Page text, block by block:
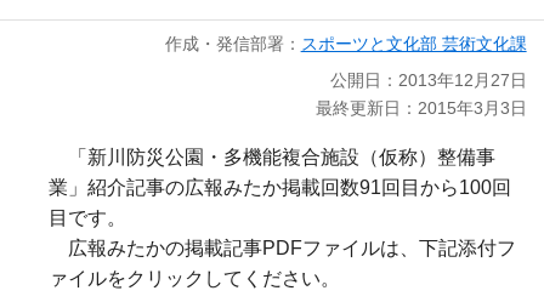
作成・発信部署： スポーツと文化部 芸術文化課
公開日：2013年12月27日
最終更新日：2015年3月3日
「新川防災公園・多機能複合施設（仮称）整備事
業」紹介記事の広報みたか掲載回数91回目から100回
目です。
広報みたかの掲載記事PDFファイルは、下記添付フ
ァイルをクリックしてください。